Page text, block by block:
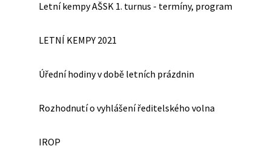
Letní kempy AŠSK 1. turnus - termíny, program
LETNÍ KEMPY 2021
Úřední hodiny v době letních prázdnin
Rozhodnutí o vyhlášení ředitelského volna
IROP